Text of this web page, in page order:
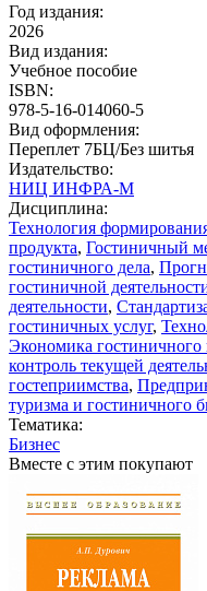
Год издания:
2026
Вид издания:
Учебное пособие
ISBN:
978-5-16-014060-5
Вид оформления:
Переплет 7БЦ/Без шитья
Издательство:
НИЦ ИНФРА-М
Дисциплина:
Технология
продукта, Гостиничный
гостиничного дела,
гостиничной
деятельности,
гостиничных услуг,
Экономика гостиничного
контроль текущей
гостеприимства,
туризма и гостиничного
Тематика:
Бизнес
Вместе с этим покупают